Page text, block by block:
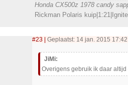
Honda CX500z 1978 candy
Rickman Polaris
#23 Geplaatst: 14 jan. 2015 17:42
JiMi:
Overigens gebruik ik daar